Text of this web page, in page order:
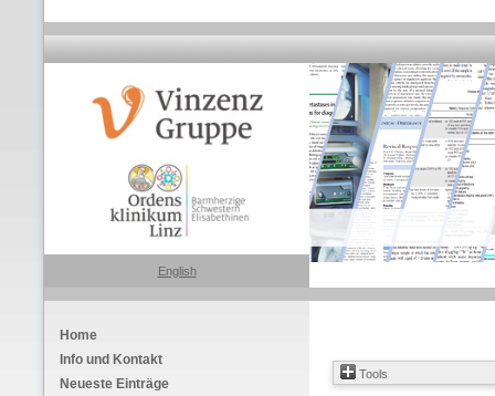
English
Home
Info und Kontakt
Neueste Einträge
Tools